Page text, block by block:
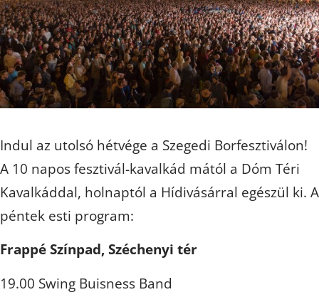
Indul az utolsó hétvége a Szegedi Borfesztiválon!
A 10 napos fesztivál-kavalkád mától a Dóm Téri
Kavalkáddal, holnaptól a Hídivásárral egészül ki. A
péntek esti program:
Frappé Színpad, Széchenyi tér
19.00 Swing Buisness Band